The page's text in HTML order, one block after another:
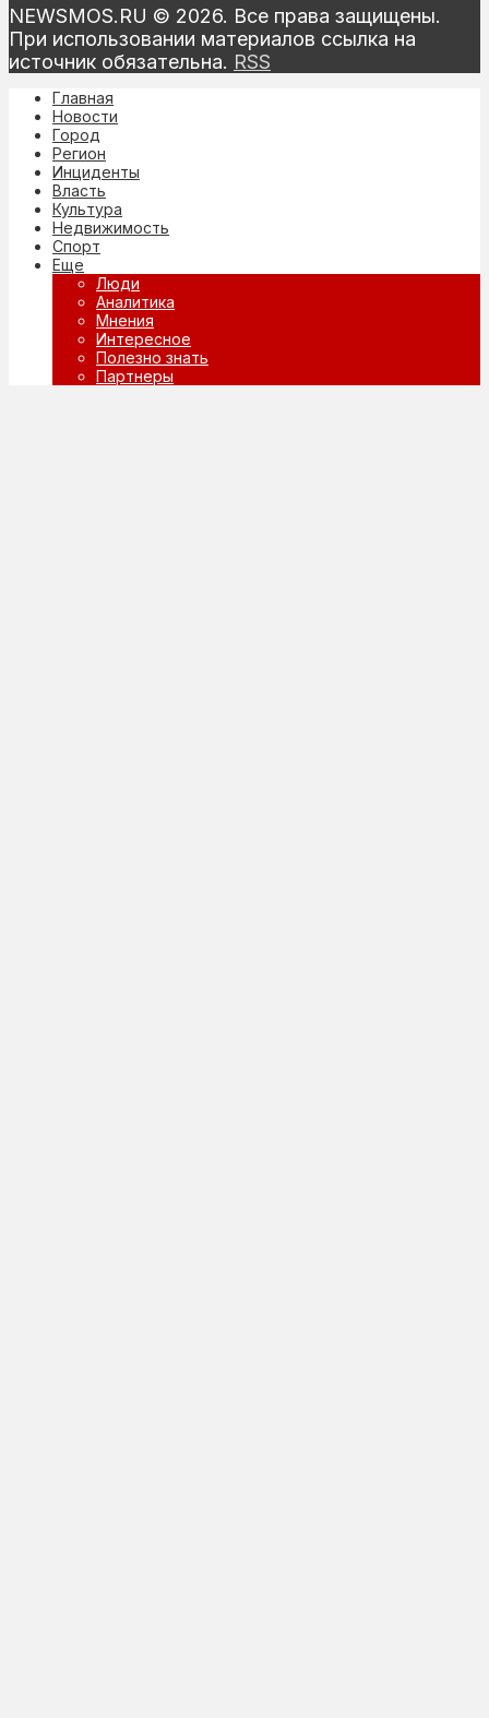
NEWSMOS.RU © 2026. Все права защищены.
При использовании материалов ссылка на
источник обязательна. RSS
Главная
Новости
Город
Регион
Инциденты
Власть
Культура
Недвижимость
Спорт
Еще
Люди
Аналитика
Мнения
Интересное
Полезно знать
Партнеры